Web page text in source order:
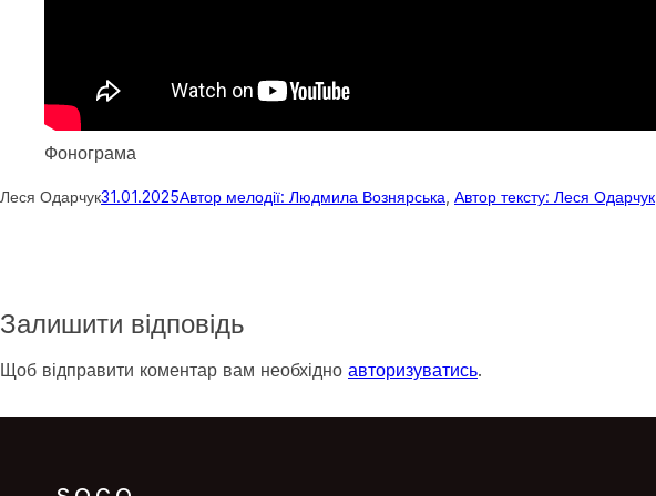
Фонограма
Леся Одарчук31.01.2025Автор мелодії: Людмила Вознярська Автор тексту: Леся Одарчук
Залишити відповідь
Щоб відправити коментар вам необхідно авторизуватись.